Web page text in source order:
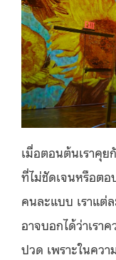
เมื่อตอนต้นเราคุย
ที่ไม่ชัดเจนหรือตอ
คนละแบบ เราแต่
อาจบอกได้ว่าเรา
ปวด เพราะในควา